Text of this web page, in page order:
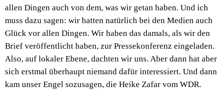
allen Dingen auch von dem, was wir getan haben. Und ich
muss dazu sagen: wir hatten natürlich bei den Medien auch
Glück vor allen Dingen. Wir haben das damals, als wir den
Brief veröffentlicht haben, zur Pressekonferenz eingeladen.
Also, auf lokaler Ebene, dachten wir uns. Aber dann hat aber
sich erstmal überhaupt niemand dafür interessiert. Und dann
kam unser Engel sozusagen, die Heike Zafar vom WDR.